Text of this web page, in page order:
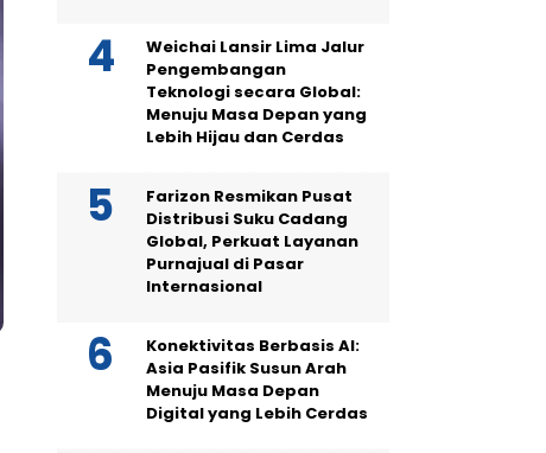
Weichai Lansir Lima Jalur
Pengembangan
Teknologi secara Global:
Menuju Masa Depan yang
Lebih Hijau dan Cerdas
Farizon Resmikan Pusat
Distribusi Suku Cadang
Global, Perkuat Layanan
Purnajual di Pasar
Internasional
Konektivitas Berbasis AI:
Asia Pasifik Susun Arah
Menuju Masa Depan
Digital yang Lebih Cerdas